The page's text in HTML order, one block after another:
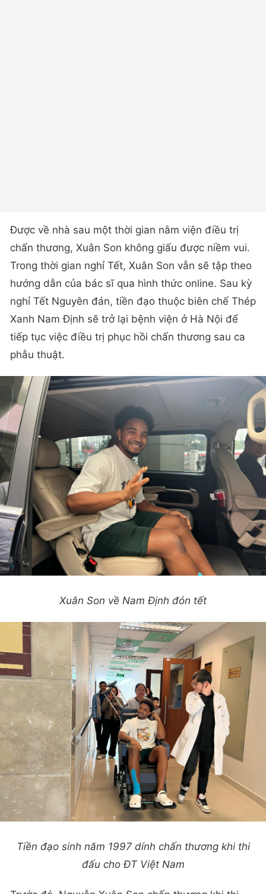
Được về nhà sau một thời gian nằm viện điều trị
chấn thương, Xuân Son không giấu được niềm vui.
Trong thời gian nghỉ Tết, Xuân Son vẫn sẽ tập theo
hướng dẫn của bác sĩ qua hình thức online. Sau kỳ
nghỉ Tết Nguyên đán, tiền đạo thuộc biên chế Thép
Xanh Nam Định sẽ trở lại bệnh viện ở Hà Nội để
tiếp tục việc điều trị phục hồi chấn thương sau ca
phẫu thuật.
Xuân Son về Nam Định đón tết
Tiền đạo sinh năm 1997 dính chấn thương khi thi
đấu cho ĐT Việt Nam